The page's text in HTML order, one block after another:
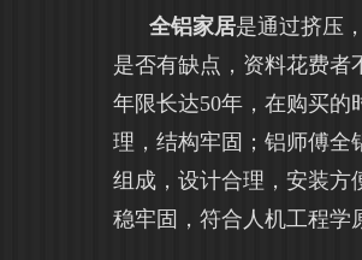
全铝家居是通过挤压
是否有缺点，资料花费者
年限长达50年，在购买
理，结构牢固；铝师傅全
组成，设计合理，安装方
稳牢固，符合人机工程学